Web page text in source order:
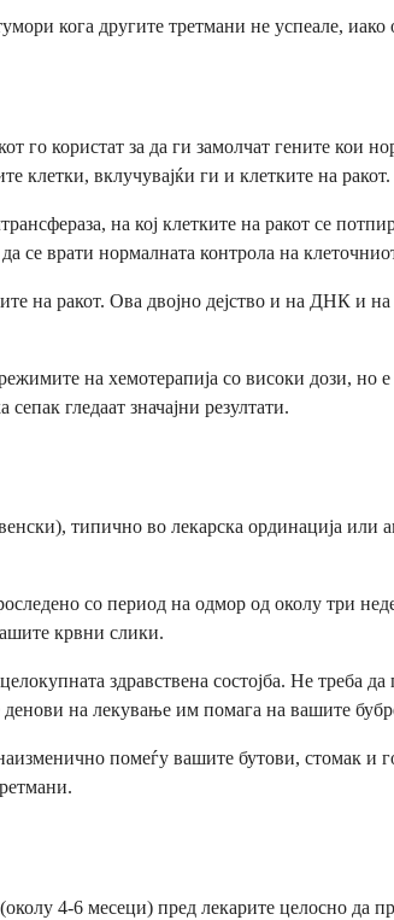
кога другите третмани не успеале,
користат за да ги замолчат гените кои
клетки, вклучувајќи ги и клетките на ракот.
на кој клетките на ракот се
врати нормалната контрола на
на ракот. Ова двојно дејство и на ДНК и
на хемотерапија со високи дози, но
гледаат значајни резултати.
типично во лекарска ординација или
со период на одмор од околу три
крвни слики.
здравствена состојба. Не треба
на лекување им помага на вашите
помеѓу вашите бутови, стомак и
4-6 месеци) пред лекарите целосно да